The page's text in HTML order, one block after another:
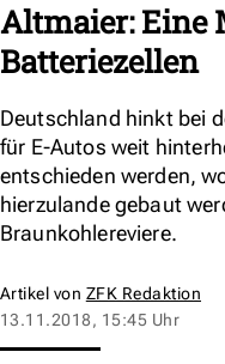
Altmaier: Eine
Batteriezellen
Deutschland hinkt bei
für E-Autos weit
entschieden werden,
hierzulande gebaut
Braunkohlereviere.
Artikel von ZFK Redaktion
13.11.2018, 15:45 Uhr